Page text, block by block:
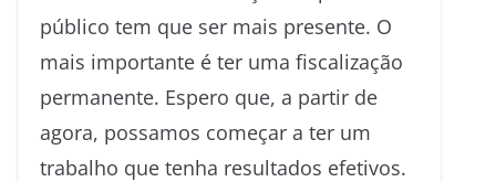
público tem que ser mais presente. O
mais importante é ter uma fiscalização
permanente. Espero que, a partir de
agora, possamos começar a ter um
trabalho que tenha resultados efetivos.